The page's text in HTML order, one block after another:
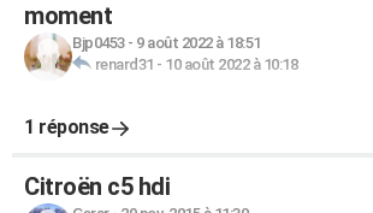
moment
Bjp0453- 9 août 2022 à 18:51
renard31 - 10 août 2022 à 10:18
1 réponse
Citroën c5 hdi